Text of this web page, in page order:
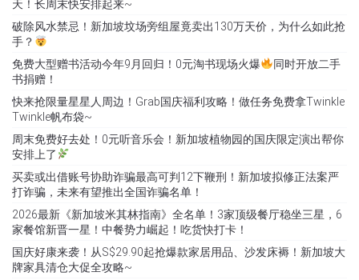
天！长周末快安排起来~
破除风水禁忌！新加坡坟场旁组屋竟卖出130万天价，为什么如此抢
手？
免费大型赠书活动今年9月回归！0元淘书现场火爆
同时开放二手
书捐赠！
快来抢限量星星人周边！Grab国庆福利攻略！做任务免费拿Twinkle
Twinkle帆布袋~
周末免费好去处！0元听音乐会！新加坡植物园的国庆限定演出帮你
安排上了
买卖或出借账号协助诈骗最高可判12下鞭刑！新加坡拟修正法案严
打诈骗，未来有望推出全国诈骗名单！
2026最新《新加坡米其林指南》全名单！3家顶级餐厅稳坐三星，6
家餐馆新晋一星！中餐势力崛起！吃货快打卡！
国庆好康来袭！从S$29.90起抢爆款家居用品、沙发床褥！新加坡大
牌家具清仓大促全攻略~